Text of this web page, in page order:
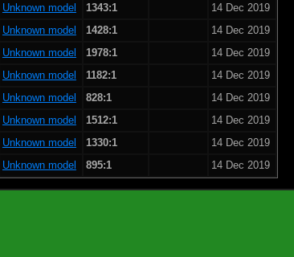
Unknown model
1343:1
14 Dec 2019
Unknown model
1428:1
14 Dec 2019
Unknown model
1978:1
14 Dec 2019
Unknown model
1182:1
14 Dec 2019
Unknown model
828:1
14 Dec 2019
Unknown model
1512:1
14 Dec 2019
Unknown model
1330:1
14 Dec 2019
Unknown model
895:1 14 Dec 2019